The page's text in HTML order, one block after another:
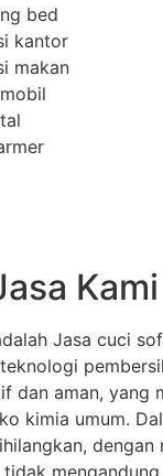
bed
kantor
makan
Kami
Jasa cuci
dan aman, yang
kimia umum.
dengan